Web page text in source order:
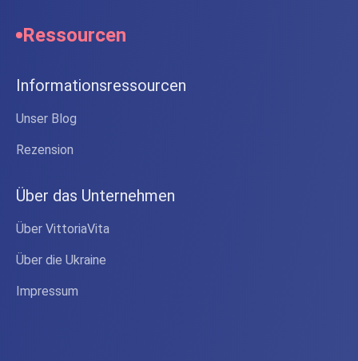
Ressourcen
Informationsressourcen
Unser Blog
Rezension
Über das Unternehmen
Über VittoriaVita
Über die Ukraine
Impressum